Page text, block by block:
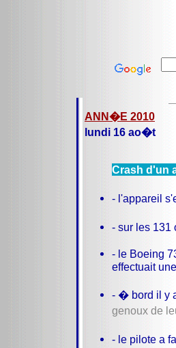
ANN�E 2010
lundi 16 ao�t
Crash d'un
- l'appareil
- sur les 131
- le Boeing
effectuait
- � bord il y
genoux de
- le pilote a